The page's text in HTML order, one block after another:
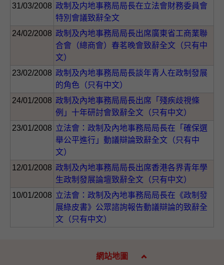
31/03/2008 政制及内地事務局局長在立法會財務委員會
特別會議致辭全文
24/02/2008 政制及內地事務局局長出席廣東省工商業聯
合會（總商會）春茗晚會致辭全文（只有中
文）
23/02/2008 政制及內地事務局局長談年青人在政制發展
的角色（只有中文）
24/01/2008 政制及內地事務局局長出席「殘疾歧視條
例」十年研討會致辭全文（只有中文）
23/01/2008 立法會：政制及內地事務局局長在「確保選
舉公平進行」動議辯論致辭全文（只有中
文）
12/01/2008 政制及內地事務局局長出席香港各界青年學
生政制發展論壇致辭全文（只有中文）
10/01/2008 立法會：政制及內地事務局局長在《政制發
展綠皮書》公眾諮詢報告動議辯論的致辭全
文（只有中文）
網站地圖